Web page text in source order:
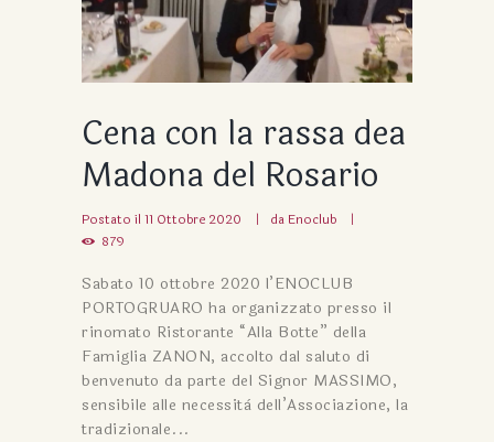
Cena con la rassa dea
Madona del Rosario
Postato il 11 Ottobre 2020 da Enoclub
879
Sabato 10 ottobre 2020 l’ENOCLUB
PORTOGRUARO ha organizzato presso il
rinomato Ristorante “Alla Botte” della
Famiglia ZANON, accolto dal saluto di
benvenuto da parte del Signor MASSIMO,
sensibile alle necessità dell’Associazione, la
tradizionale...